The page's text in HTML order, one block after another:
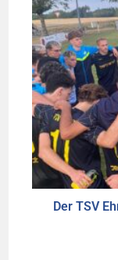
Der TSV